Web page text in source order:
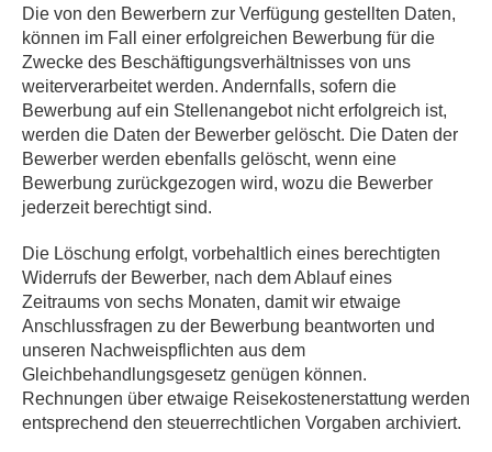
Die von den Bewerbern zur Verfügung gestellten Daten,
können im Fall einer erfolgreichen Bewerbung für die
Zwecke des Beschäftigungsverhältnisses von uns
weiterverarbeitet werden. Andernfalls, sofern die
Bewerbung auf ein Stellenangebot nicht erfolgreich ist,
werden die Daten der Bewerber gelöscht. Die Daten der
Bewerber werden ebenfalls gelöscht, wenn eine
Bewerbung zurückgezogen wird, wozu die Bewerber
jederzeit berechtigt sind.
Die Löschung erfolgt, vorbehaltlich eines berechtigten
Widerrufs der Bewerber, nach dem Ablauf eines
Zeitraums von sechs Monaten, damit wir etwaige
Anschlussfragen zu der Bewerbung beantworten und
unseren Nachweispflichten aus dem
Gleichbehandlungsgesetz genügen können.
Rechnungen über etwaige Reisekostenerstattung werden
entsprechend den steuerrechtlichen Vorgaben archiviert.